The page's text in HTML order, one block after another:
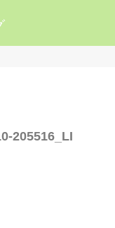
205516_LI